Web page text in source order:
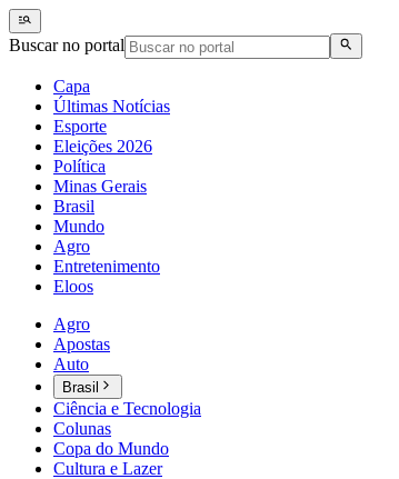
Buscar no portal
Capa
Últimas Notícias
Esporte
Eleições 2026
Política
Minas Gerais
Brasil
Mundo
Agro
Entretenimento
Eloos
Agro
Apostas
Auto
Brasil
Ciência e Tecnologia
Colunas
Copa do Mundo
Cultura e Lazer